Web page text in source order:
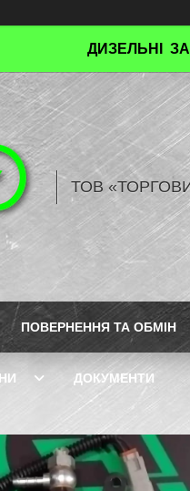
ДИЗЕЛЬНІ
ТОВ
ПОВЕРНЕННЯ ТА ОБМІН
ДОКУМЕНТИ